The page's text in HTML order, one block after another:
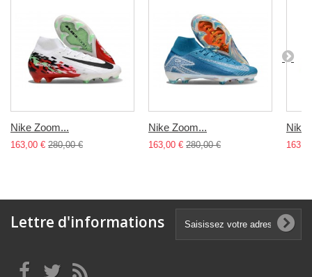
Nike Zoom...
163,00 € 280,00 €
Nike Zoom...
163,00 € 280,00 €
Nike
Lettre d'informations